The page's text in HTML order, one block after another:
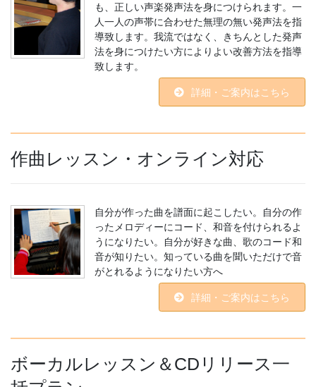
も、正しい声楽発声法を身につけられます。一
人一人の声帯に合わせた無理の無い発声法を指
導致します。我流ではなく、きちんとした発声
法を身につけたい方によりよい改善方法を指導
致します。
詳細・ご案内はこちら
作曲レッスン・オンライン対応
自分が作った曲を譜面に起こしたい。自分の作
ったメロディーにコード、和音を付けられるよ
うになりたい。自分が好きな曲、歌のコード和
音が知りたい。知っている曲を聞いただけで音
がとれるようになりたい方へ
詳細・ご案内はこちら
ボーカルレッスン＆CDリリース一